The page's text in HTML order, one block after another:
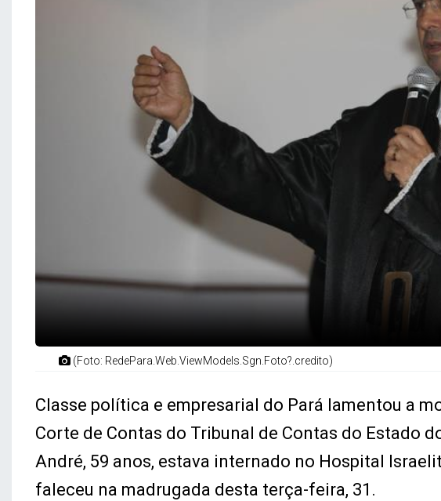
(Foto: RedePara.Web.ViewModels.Sgn.Foto?.credito)
Classe política e empresarial do Pará lamentou a
Corte de Contas do Tribunal de Contas do Estado
André, 59 anos, estava internado no Hospital
faleceu na madrugada desta terça-feira, 31.